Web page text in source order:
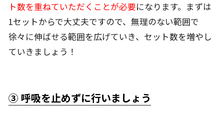
ト数を重ねていただくことが必要になります。まずは
1セットからで大丈夫ですので、無理のない範囲で
徐々に伸ばせる範囲を広げていき、セット数を増やし
ていきましょう！
③ 呼吸を止めずに行いましょう